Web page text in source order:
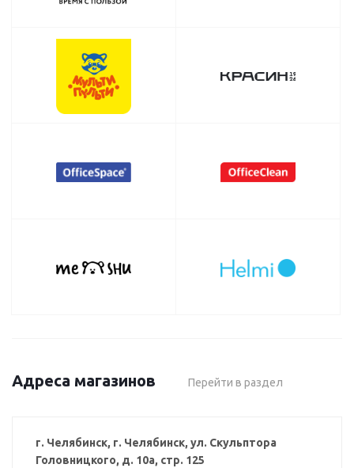
Адреса магазинов Перейти в раздел
г. Челябинск, г. Челябинск, ул. Скульптора
Головницкого, д. 10а, стр. 125